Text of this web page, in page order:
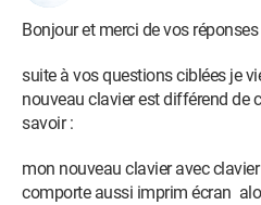
Bonjour et merci de vos réponses
suite à vos questions ciblées je
nouveau clavier est différend de
savoir :
mon nouveau clavier avec
comporte aussi imprim écran